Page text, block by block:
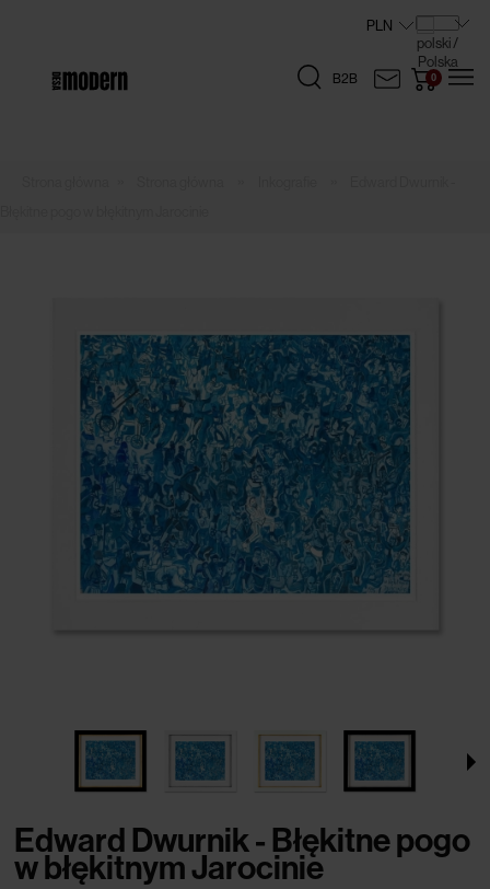
B2B
Edward Dwurnik - Błękitne pogo
w błękitnym Jarocinie